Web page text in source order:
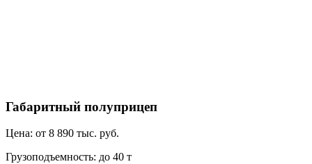
Габаритный полуприцеп
Цена: от 8 890 тыс. руб.
Грузоподъемность: до 40 т